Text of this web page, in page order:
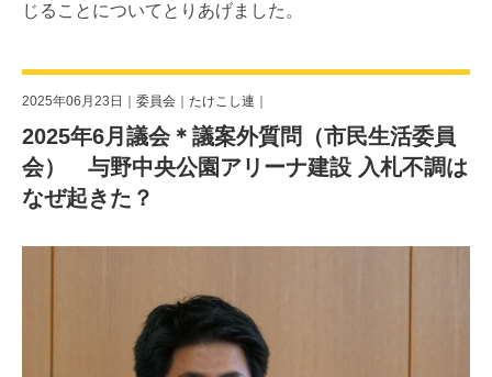
じることについてとりあげました。
2025年06月23日｜ 委員会 たけこし連
2025年6月議会＊議案外質問（市民生活委員
会） 与野中央公園アリーナ建設 入札不調は
なぜ起きた？